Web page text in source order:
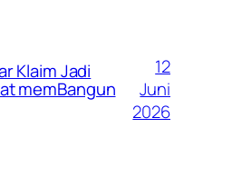
Klaim Jadi
memBangun
12
Juni
2026